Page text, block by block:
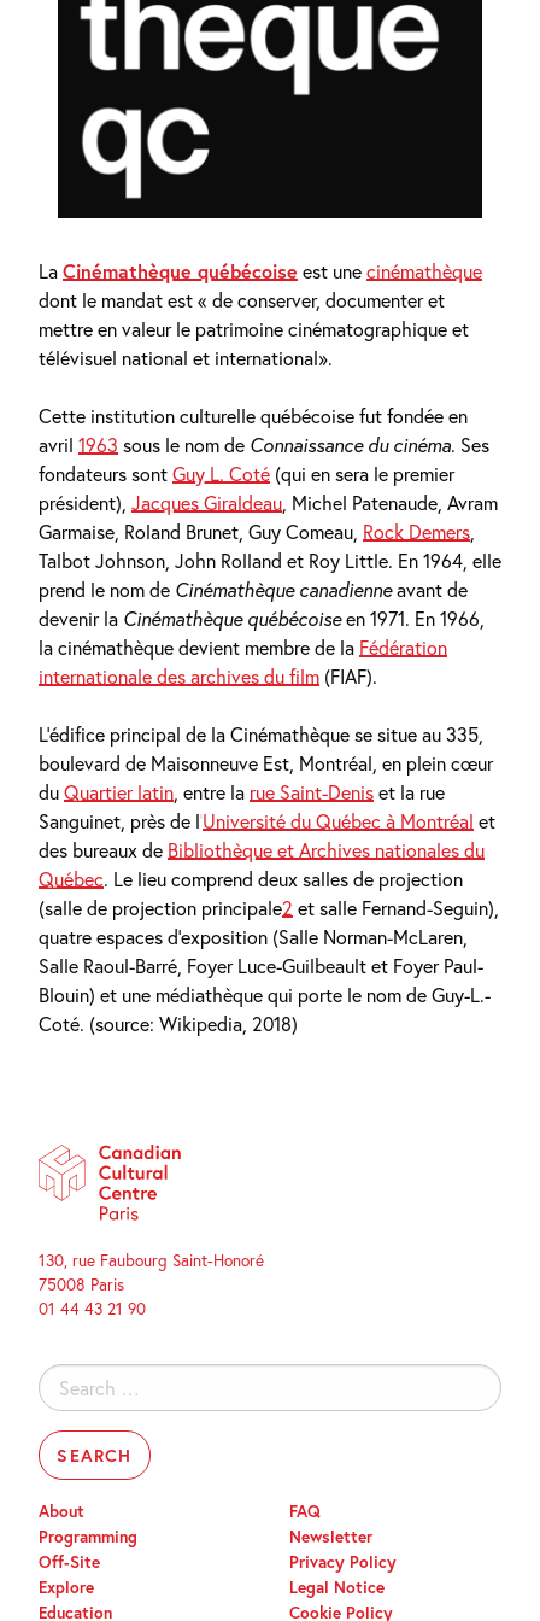
LaCinémathèque québécoise est unecinémathèque
dont le mandat est « de conserver, documenter et
mettre en valeur le patrimoine cinématographique et
télévisuel national et international».
Cette institution culturelle québécoise fut fondée en
avril 1963 sous le nom de Connaissance du cinéma. Ses
fondateurs sontGuy L. Coté (qui en sera le premier
président), Jacques Giraldeau , Michel Patenaude, Avram
Garmaise, Roland Brunet, Guy Comeau, Rock Demers
Talbot Johnson, John Rolland et Roy Little. En 1964, elle
prend le nom de Cinémathèque canadienneavant de
devenir la Cinémathèque québécoiseen 1971. En 1966,
la cinémathèque devient membre de la Fédération
internationale des archives du film (FIAF).
L’édifice principal de la Cinémathèque se situe au 335,
boulevard de Maisonneuve Est, Montréal, en plein cœur
duQuartier latin , entre la rue Saint-Deniset la rue
Sanguinet, près de l’Université du Québec à Montréal et
des bureaux de Bibliothèque et Archives nationales du
Québec. Le lieu comprend deux salles de projection
(salle de projection principale2 et salle Fernand-Seguin),
quatre espaces d’exposition (Salle Norman-McLaren,
Salle Raoul-Barré, Foyer Luce-Guilbeault et Foyer Paul-
Blouin) et une médiathèque qui porte le nom de Guy-L.-
Coté. (source: Wikipedia, 2018)
130, rue Faubourg Saint-Honoré
75008 Paris
01 44 43 21 90
Search
for:
About
Programming
Off-Site
Explore
Education
FAQ
Newsletter
Privacy Policy
Legal Notice
Cookie Policy